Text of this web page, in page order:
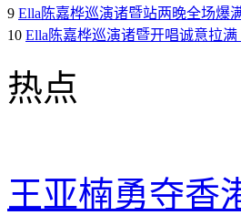
9 Ella陈嘉桦巡演诸暨站两晚全场爆
10 Ella陈嘉桦巡演诸暨开唱诚意拉
热点
王亚楠勇夺香